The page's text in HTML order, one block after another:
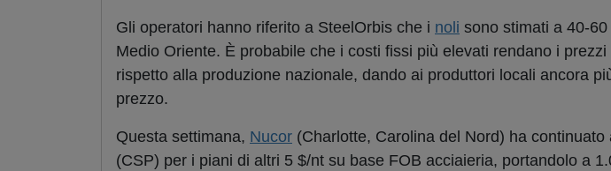
Gli operatori hanno riferito a SteelOrbis che i noli sono stimati a 40-
Medio Oriente. È probabile che i costi fissi più elevati rendano i
rispetto alla produzione nazionale, dando ai produttori locali ancora
prezzo.
Questa settimana, Nucor (Charlotte, Carolina del Nord) ha
(CSP) per i piani di altri 5 $/nt su base FOB acciaieria, portandolo a